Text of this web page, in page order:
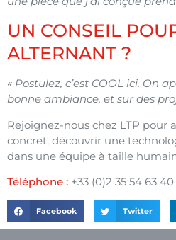
UN CONSEIL
ALTERNANT ?
« Postulez, c’est COOL ici. On
bonne ambiance, et sur des
Rejoignez-nous chez LTP pour
concret, découvrir une
dans une équipe à taille
Téléphone : +33 (0)2 35 54 63 40
Facebook Twitter